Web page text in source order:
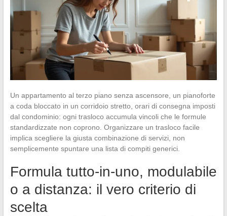
Un appartamento al terzo piano senza ascensore, un pianoforte
a coda bloccato in un corridoio stretto, orari di consegna imposti
dal condominio: ogni trasloco accumula vincoli che le formule
standardizzate non coprono. Organizzare un trasloco facile
implica scegliere la giusta combinazione di servizi, non
semplicemente spuntare una lista di compiti generici.
Formula tutto-in-uno, modulabile
o a distanza: il vero criterio di
scelta